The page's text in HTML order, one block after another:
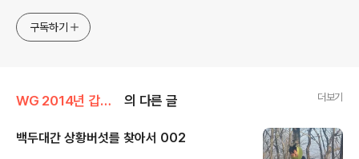
구독하기
WG 2014년 갑오년 기록 의 다른 글 더보기
백두대간 상황버섯를 찾아서 002